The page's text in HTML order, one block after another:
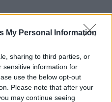
My Personal Information
sharing to third parties, or
sensitive information for
use the below opt-out
Please note that after your
may continue seeing
tőzsde